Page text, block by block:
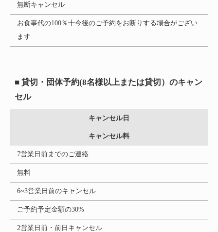
無断キャンセル
お食事代の100％十今後のご予約をお断りする場合がござい
ます
■ 貸切・団体予約(8名様以上または貸切）のキャン
セル
キャンセル日
キャンセル料
7営業日前までのご連絡
無料
6~3営業日前のキャンセル
ご予約予定金額の30%
2営業日前・前日キャンセル